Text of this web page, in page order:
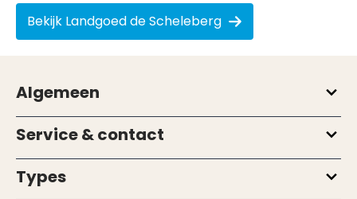
Bekijk Landgoed de Scheleberg
Algemeen
Service & contact
Types